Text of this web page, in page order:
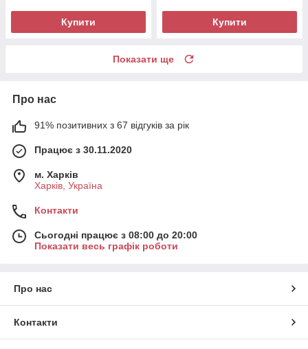
Купити Купити
Показати ще
Про нас
91% позитивних з 67 відгуків за рік
Працює з 30.11.2020
м. Харків
Харків, Україна
Контакти
Сьогодні працює з 08:00 до 20:00
Показати весь графік роботи
Про нас
Контакти